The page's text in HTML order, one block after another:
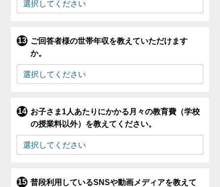
ご回答者様の世帯年収を教えていただけます
か。
お子さま1人あたりにかかる月々の教育費（学校
の授業料以外）を教えてください。
普段利用しているSNSや動画メディアを教えて